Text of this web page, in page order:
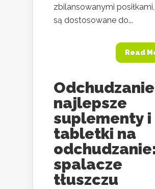
zbilansowanymi
są dostosowane do...
Read
najlepsze
suplementy i
tabletki na
odchudzanie:
spalacze
tłuszczu